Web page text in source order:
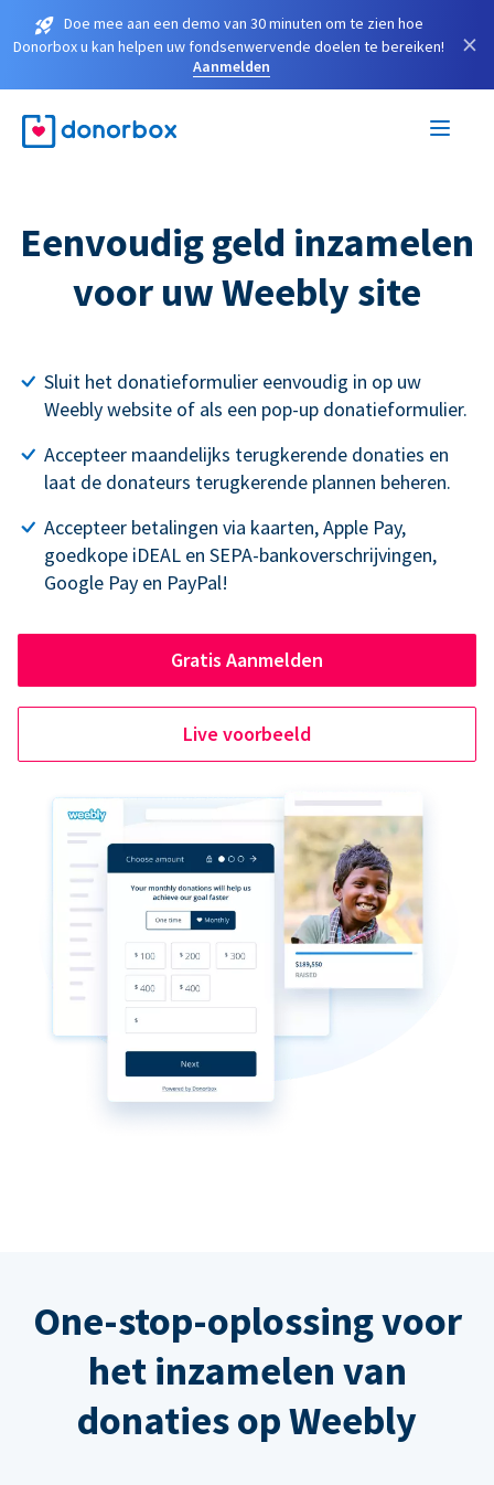
Doe mee aan een demo van 30 minuten om te zien hoe
Donorbox u kan helpen uw fondsenwervende doelen te bereiken!
Aanmelden
×
Eenvoudig geld inzamelen
voor uw Weebly site
Sluit het donatieformulier eenvoudig in op uw
Weebly website of als een pop-up donatieformulier.
Accepteer maandelijks terugkerende donaties en
laat de donateurs terugkerende plannen beheren.
Accepteer betalingen via kaarten, Apple Pay,
goedkope iDEAL en SEPA-bankoverschrijvingen,
Google Pay en PayPal!
Gratis Aanmelden
Live voorbeeld
One-stop-oplossing voor
het inzamelen van
donaties op Weebly